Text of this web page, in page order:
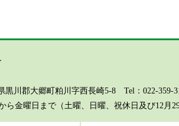
黒川郡大郷町粕川字西長崎5-8 Tel：022-359-
ら金曜日まで（土曜、日曜、祝休日及び12月